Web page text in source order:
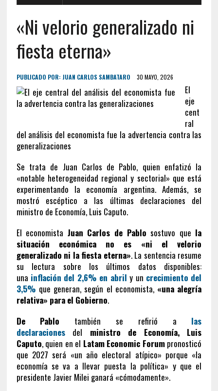
«Ni velorio generalizado ni
fiesta eterna»
PUBLICADO POR: JUAN CARLOS SAMBATARO 30 MAYO, 2026
El
eje
cent
ral
del análisis del economista fue la advertencia contra las
generalizaciones
Se trata de Juan Carlos de Pablo, quien enfatizó la
«notable heterogeneidad regional y sectorial» que está
experimentando la economía argentina. Además, se
mostró escéptico a las últimas declaraciones del
ministro de Economía, Luis Caputo.
El economista Juan Carlos de Pablo sostuvo que la
situación económica no es «ni el velorio
generalizado ni la fiesta eterna». La sentencia resume
su lectura sobre los últimos datos disponibles:
una inflación del 2,6% en abrily un crecimiento del
3,5% que generan, según el economista, «una alegría
relativa» para el Gobierno.
De Pablo también se refirió a las
declaracionesdel ministro de Economía, Luis
Caputo, quien en el Latam Economic Forumpronosticó
que 2027 será «un año electoral atípico» porque «la
economía se va a llevar puesta la política» y que el
presidente Javier Milei ganará «cómodamente».